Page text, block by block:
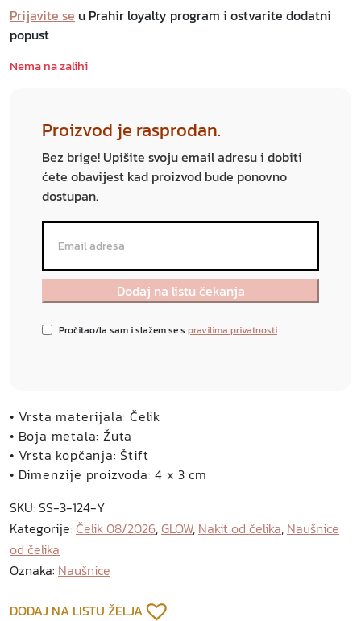
Prijavite se u Prahir loyalty program i ostvarite dodatni
popust
Nema na zalihi
Proizvod je rasprodan.
Bez brige! Upišite svoju email adresu i dobiti
ćete obavijest kad proizvod bude ponovno
dostupan.
Pročitao/la sam i slažem se s pravilima privatnosti
• Vrsta materijala: Čelik
• Boja metala: Žuta
• Vrsta kopčanja: Štift
• Dimenzije proizvoda: 4 x 3 cm
SKU: SS-3-124-Y
Kategorije: Čelik 08/2026,GLOW, Nakit od čelika, Naušnice
od čelika
Oznaka: Naušnice
DODAJ NA LISTU ŽELJA